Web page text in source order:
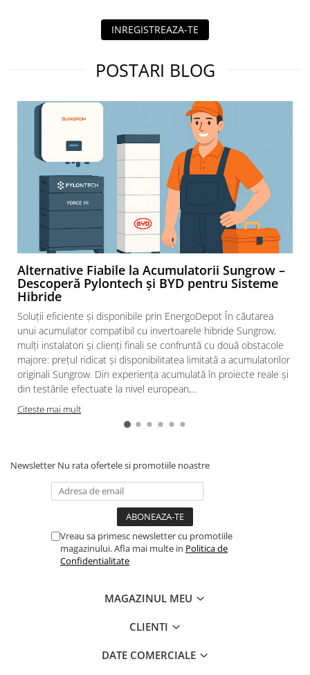
INREGISTREAZA-TE
POSTARI BLOG
Alternative Fiabile la Acumulatorii Sungrow –
Descoperă Pylontech și BYD pentru Sisteme
Hibride
Soluții eficiente și disponibile prin EnergoDepot În căutarea
unui acumulator compatibil cu invertoarele hibride Sungrow,
mulți instalatori și clienți finali se confruntă cu două obstacole
majore: prețul ridicat și disponibilitatea limitată a acumulatorilor
originali Sungrow. Din experiența acumulată în proiecte reale și
din testările efectuate la nivel european,...
Citeste mai mult
Newsletter Nu rata ofertele si promotiile noastre
Vreau sa primesc newsletter cu promotiile
magazinului. Afla mai multe in Politica de
Confidentialitate
MAGAZINUL MEU
CLIENTI
DATE COMERCIALE